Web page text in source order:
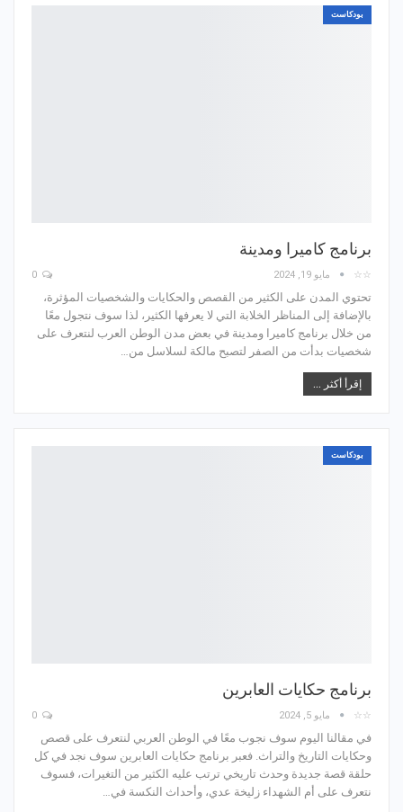
بودكاست
برنامج كاميرا ومدينة
☆☆ مايو 19, 2024
تحتوي المدن على الكثير من القصص والحكايات والشخصيات المؤثرة،
بالإضافة إلى المناظر الخلابة التي لا يعرفها الكثير، لذا سوف نتجول معًا
من خلال برنامج كاميرا ومدينة في بعض مدن الوطن العرب لنتعرف على
شخصيات بدأت من الصفر لتصبح مالكة لسلاسل من…
إقرأ أكثر ...
بودكاست
برنامج حكايات العابرين
☆☆ مايو 5, 2024
في مقالنا اليوم سوف نجوب معًا في الوطن العربي لنتعرف على قصص
وحكايات التاريخ والتراث. فعبر برنامج حكايات العابرين سوف نجد في كل
حلقة قصة جديدة وحدث تاريخي ترتب عليه الكثير من التغيرات، فسوف
نتعرف على أم الشهداء زليخة عدي، وأحداث النكسة في…